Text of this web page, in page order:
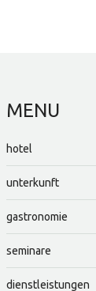
MENU
hotel
unterkunft
gastronomie
seminare
dienstleistungen